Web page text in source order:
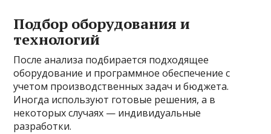
Подбор оборудования и
технологий
После анализа подбирается подходящее
оборудование и программное обеспечение с
учетом производственных задач и бюджета.
Иногда используют готовые решения, а в
некоторых случаях — индивидуальные
разработки.